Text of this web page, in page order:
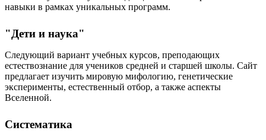
навыки в рамках уникальных программ.
"Дети и наука"
Следующий вариант учебных курсов, преподающих
естествознание для учеников средней и старшей школы. Сайт
предлагает изучить мировую мифологию, генетические
эксперименты, естественный отбор, а также аспекты
Вселенной.
Систематика